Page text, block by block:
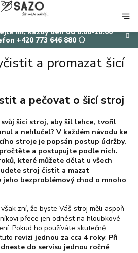
mi, každý den od 8:00-18:00
+420 773 646 880 ⚪
KOŠÍK
a promazat šicí
a pečovat o šicí stroj
šicí stroj, aby šil lehce, tvořil
a nehlučel? V každém návodu ke
stroje je popsán postup údržby.
a postupujte podle nich.
které můžete dělat u všech
stroj čistit a mazat
bezproblémový chod o mnoho
zní, že byste Váš stroj měli aspoň
přece jen odnést na hloubkové
Pokud ho používáte skutečně
revizi jednou za cca 4 roky. Při
do servisu jednou ročně.